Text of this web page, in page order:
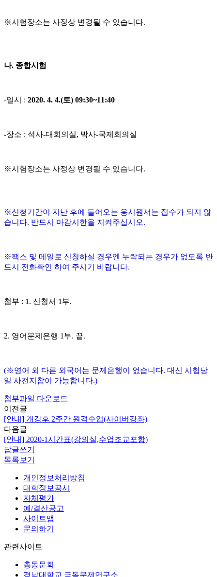
※시험장소는 사정상 변경될 수 있습니다.
나. 종합시험
-일시 : 2020. 4. 4.(토) 09:30~11:40
-장소 : 석사-대회의실, 박사-국제회의실
※시험장소는 사정상 변경될 수 있습니다.
※신청기간이 지난 후에 들어오는 응시원서는 접수가 되지 않
습니다. 반드시 마감시한을 지켜주십시오.
※팩스 및 메일로 신청하실 경우엔 누락되는 경우가 없도록 반
드시 전화확인 하여 주시기 바랍니다.
첨부 : 1. 신청서 1부.
2. 영어문제은행 1부. 끝.
(※영어 외 다른 외국어는 문제은행이 없습니다. 대신 시험당
일 사전지참이 가능합니다.)
첨부파일 다운로드
이전글
[안내] 개강후 2주간 원격수업(사이버강좌)
다음글
[안내] 2020-1시간표(강의실,수업조교포함)
답글쓰기
목록보기
개인정보처리방침
대학정보공시
자체평가
예/결산공고
사이트맵
문의하기
관련사이트
총동문회
경남대학교 극동문제연구소